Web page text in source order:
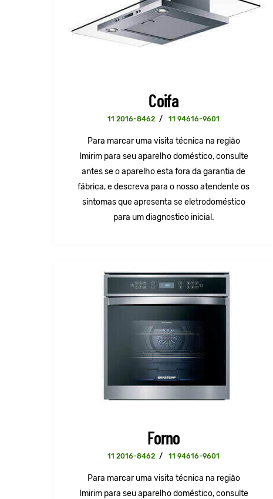
Coifa
11 2016-8462 / 11 94616-9601
Para marcar uma visita técnica na região
Imirim para seu aparelho doméstico, consulte
antes se o aparelho esta fora da garantia de
fábrica, e descreva para o nosso atendente os
sintomas que apresenta se eletrodoméstico
para um diagnostico inicial.
Forno
11 2016-8462 / 11 94616-9601
Para marcar uma visita técnica na região
Imirim para seu aparelho doméstico, consulte